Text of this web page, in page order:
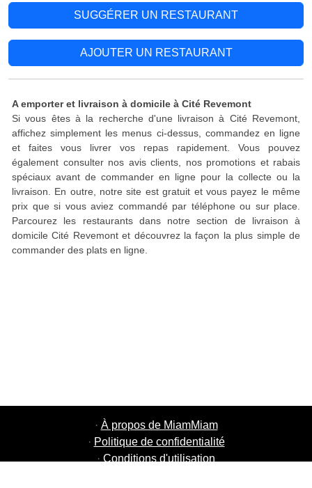
SUGGÉRER UN RESTAURANT
AJOUTER UN RESTAURANT
A emporter et livraison à domicile à Cité Revemont
Si vous êtes à la recherche d'une livraison à Cité Revemont,
affichez simplement les menus ci-dessus, commandez en ligne
et faites vous livrer vos repas rapidement. Vous pouvez
également consulter nos avis clients, nos promotions et rabais
spéciaux avant de commander en ligne pour la collecte ou la
livraison. En outre, notre site est gratuit et vous payez le même
prix que si vous aviez commandé par téléphone ou sur place.
Parcourez les restaurants dans notre section de livraison à
domicile Cité Revemont et découvrez la façon la plus simple de
commander des plats en ligne.
· À propos de MiamMiam
· Politique de confidentialité
· Conditions d'utilisation